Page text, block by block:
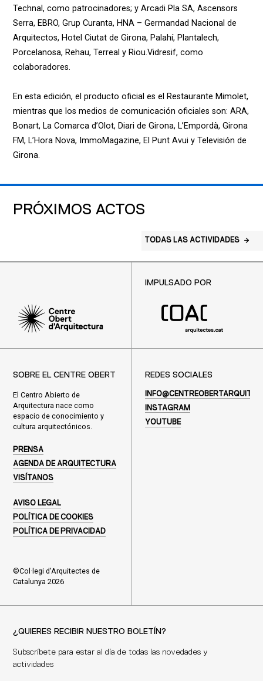
Technal, como patrocinadores; y Arcadi Pla SA, Ascensors
Serra, EBRO, Grup Curanta, HNA – Germandad Nacional de
Arquitectos, Hotel Ciutat de Girona, Palahí, Plantalech,
Porcelanosa, Rehau, Terreal y Riou.Vidresif, como
colaboradores.
En esta edición, el producto oficial es el Restaurante Mimolet,
mientras que los medios de comunicación oficiales son: ARA,
Bonart, La Comarca d’Olot, Diari de Girona, L’Empordà, Girona
FM, L’Hora Nova, ImmoMagazine, El Punt Avui y Televisión de
Girona.
PRÓXIMOS ACTOS
TODAS LAS ACTIVIDADES
IMPULSADO POR
SOBRE EL CENTRE OBERT
El Centro Abierto de
Arquitectura nace como
espacio de conocimiento y
cultura arquitectónicos.
PRENSA
AGENDA DE ARQUITECTURA
VISÍTANOS
AVISO LEGAL
POLÍTICA DE COOKIES
POLÍTICA DE PRIVACIDAD
©Col·legi d'Arquitectes de
Catalunya 2026
REDES SOCIALES
INSTAGRAM
YOUTUBE
¿QUIERES RECIBIR NUESTRO BOLETÍN?
Subscríbete para estar al día de todas las novedades y
actividades